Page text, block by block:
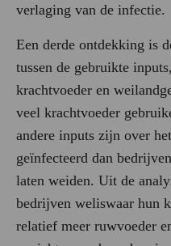
verlaging van de infectie.
Een derde ontdekking is
tussen de gebruikte
krachtvoeder en
veel krachtvoeder
andere inputs zijn over
geïnfecteerd dan
laten weiden. Uit de
bedrijven weliswaar hun
relatief meer ruwvoeder